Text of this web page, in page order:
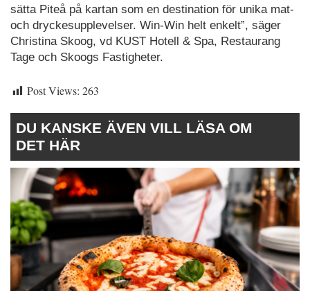
sätta Piteå på kartan som en destination för unika mat-
och dryckesupplevelser. Win-Win helt enkelt”, säger
Christina Skoog, vd KUST Hotell & Spa, Restaurang
Tage och Skoogs Fastigheter.
Post Views: 263
DU KANSKE ÄVEN VILL LÄSA OM
DET HÄR